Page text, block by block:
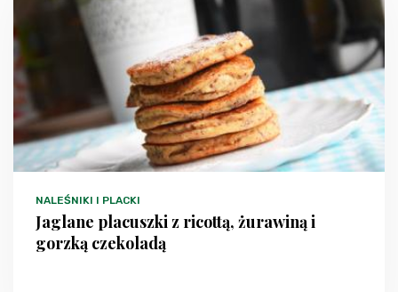
NALEŚNIKI I PLACKI
Jaglane placuszki z ricottą, żurawiną i
gorzką czekoladą